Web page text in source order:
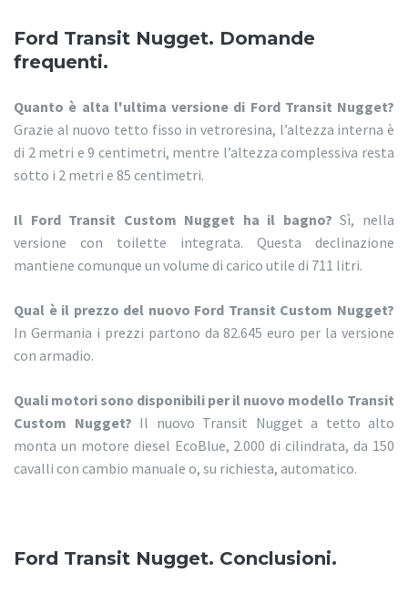
Ford Transit Nugget. Domande
frequenti.
Quanto è alta l'ultima versione di Ford Transit Nugget?
Grazie al nuovo tetto fisso in vetroresina, l’altezza interna è
di 2 metri e 9 centimetri, mentre l’altezza complessiva resta
sotto i 2 metri e 85 centimetri.
Il Ford Transit Custom Nugget ha il bagno? Sì, nella
versione con toilette integrata. Questa declinazione
mantiene comunque un volume di carico utile di 711 litri.
Qual è il prezzo del nuovo Ford Transit Custom Nugget?
In Germania i prezzi partono da 82.645 euro per la versione
con armadio.
Quali motori sono disponibili per il nuovo modello Transit
Custom Nugget? Il nuovo Transit Nugget a tetto alto
monta un motore diesel EcoBlue, 2.000 di cilindrata, da 150
cavalli con cambio manuale o, su richiesta, automatico.
Ford Transit Nugget. Conclusioni.